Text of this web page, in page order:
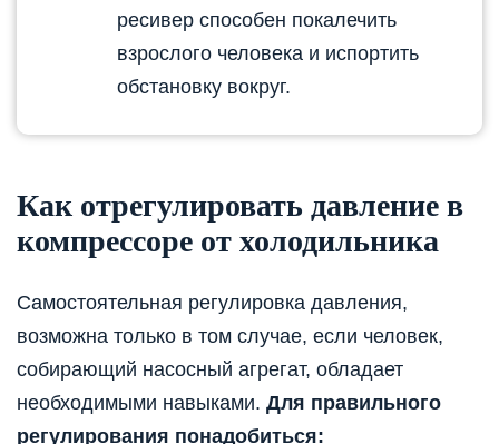
ресивер способен покалечить
взрослого человека и испортить
обстановку вокруг.
Как отрегулировать давление в
компрессоре от холодильника
Самостоятельная регулировка давления,
возможна только в том случае, если человек,
собирающий насосный агрегат, обладает
необходимыми навыками. Для правильного
регулирования понадобиться: